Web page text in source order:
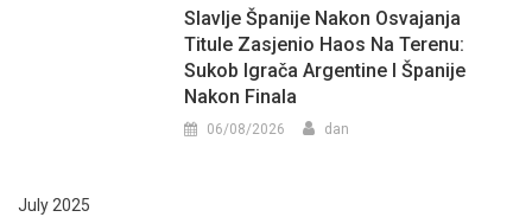
Slavlje Španije Nakon Osvajanja
Titule Zasjenio Haos Na Terenu:
Sukob Igrača Argentine I Španije
Nakon Finala
06/08/2026 dan
July 2025